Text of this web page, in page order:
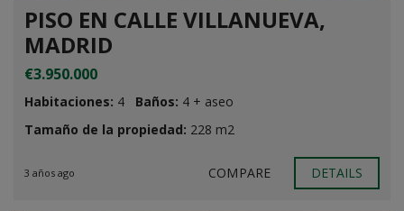
PISO EN CALLE VILLANUEVA,
MADRID
€3.950.000
Habitaciones: 4 Baños: 4 + aseo
Tamaño de la propiedad: 228 m2
3 años ago COMPARE DETAILS